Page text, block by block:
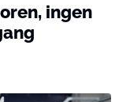
ingen